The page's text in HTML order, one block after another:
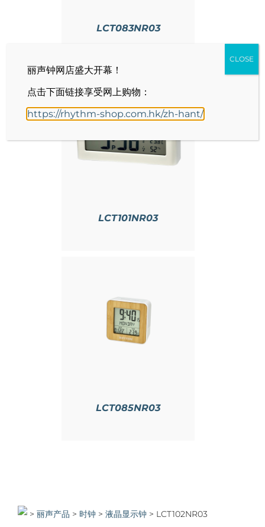
LCT083NR03
LCT101NR03
LCT085NR03
> > 时钟 > 液晶显示钟 > LCT102NR03
丽声钟网店盛大开幕！
点击下面链接享受网上购物：
https://rhythm-shop.com.hk/zh-hant/
CLOSE